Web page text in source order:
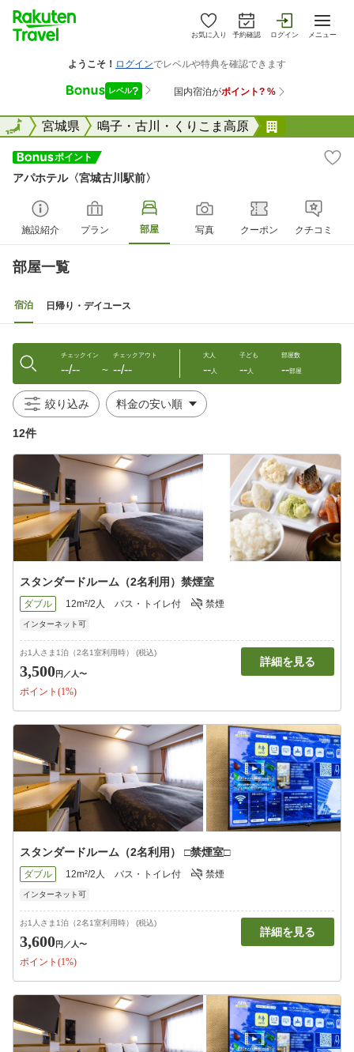
お気に入り 予約確認 ログイン メニュー
全国宮城県 鳴子・古川・くりこま高原
全国
アパホテル〈宮城古川駅前〉
施設紹介 プラン 部屋 写真 クーポン クチコミ
部屋一覧
宿泊 日帰り・デイユース
チェックイン
--/-- 〜
チェックアウト
--/--
大人
--人
子ども
--人
部屋数
--部屋
絞り込み
12件
スタンダードルーム（2名利用）禁煙室
ダブル 12m²/2人 バス・トイレ付 禁煙
インターネット可
お1人さま1泊（2名1室利用時） (税込)
3,500円 ／人〜
ポイント(1%)
詳細を見る
スタンダードルーム（2名利用） □禁煙室□
ダブル 12m²/2人 バス・トイレ付 禁煙
インターネット可
お1人さま1泊（2名1室利用時） (税込)
3,600円 ／人〜
ポイント(1%)
詳細を見る